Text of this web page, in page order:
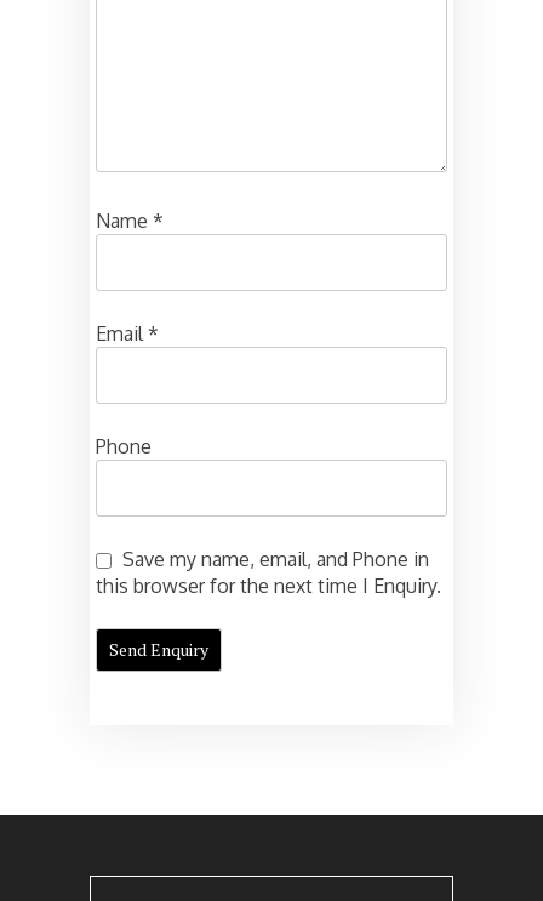
Name *
Email*
Phone
Save my name, email, and Phone in
this browser for the next time I Enquiry.